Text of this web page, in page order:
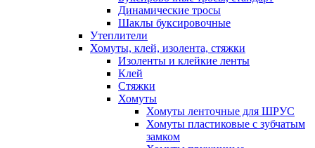
Динамические тросы
Шаклы буксировочные
Утеплители
Хомуты, клей, изолента, стяжки
Изоленты и клейкие ленты
Клей
Стяжки
Хомуты
Хомуты ленточные для ШРУС
Хомуты пластиковые с зубчатым
замком